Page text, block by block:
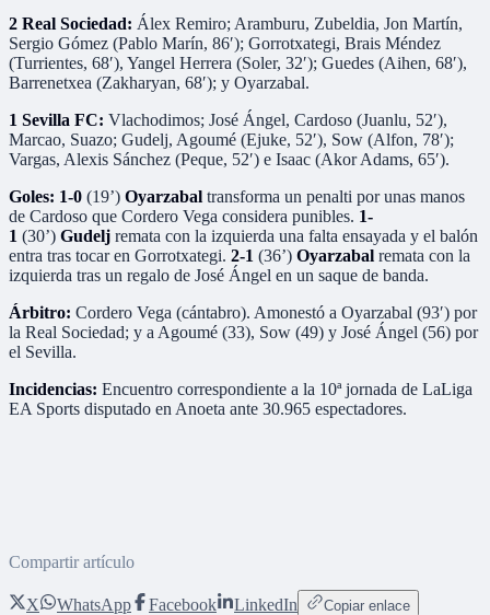
2 Real Sociedad: Álex Remiro; Aramburu, Zubeldia, Jon Martín,
Sergio Gómez (Pablo Marín, 86′); Gorrotxategi, Brais Méndez
(Turrientes, 68′), Yangel Herrera (Soler, 32′); Guedes (Aihen, 68′),
Barrenetxea (Zakharyan, 68′); y Oyarzabal.
1 Sevilla FC: Vlachodimos; José Ángel, Cardoso (Juanlu, 52′),
Marcao, Suazo; Gudelj, Agoumé (Ejuke, 52′), Sow (Alfon, 78′);
Vargas, Alexis Sánchez (Peque, 52′) e Isaac (Akor Adams, 65′).
Goles: 1-0 (19’) Oyarzabal transforma un penalti por unas manos
de Cardoso que Cordero Vega considera punibles. 1-
1 (30’) Gudelj remata con la izquierda una falta ensayada y el balón
entra tras tocar en Gorrotxategi. 2-1 (36’) Oyarzabal remata con la
izquierda tras un regalo de José Ángel en un saque de banda.
Árbitro: Cordero Vega (cántabro). Amonestó a Oyarzabal (93′) por
la Real Sociedad; y a Agoumé (33), Sow (49) y José Ángel (56) por
el Sevilla.
Incidencias: Encuentro correspondiente a la 10ª jornada de LaLiga
EA Sports disputado en Anoeta ante 30.965 espectadores.
Compartir artículo
X WhatsApp Facebook LinkedIn Copiar enlace